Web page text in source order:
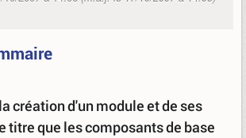
création d'un module et de ses
titre que les composants de base